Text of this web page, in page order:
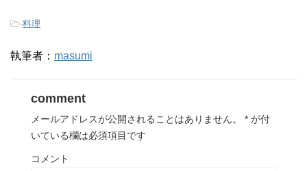
-料理
執筆者： masumi
comment
メールアドレスが公開されることはありません。 * が付
いている欄は必須項目です
コメント